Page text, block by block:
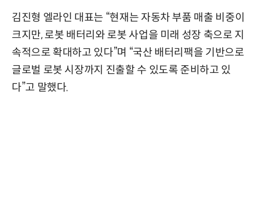
김진형 엘라인 대표는 “현재는 자동차 부품 매출 비중이
크지만, 로봇 배터리와 로봇 사업을 미래 성장 축으로 지
속적으로 확대하고 있다”며 “국산 배터리팩을 기반으로
글로벌 로봇 시장까지 진출할 수 있도록 준비하고 있
다”고 말했다.